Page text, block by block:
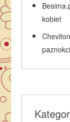
kobiet